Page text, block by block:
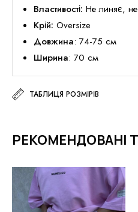
Властивості: Не линяє,
Крій: Oversize
Довжина: 74-75 см
Ширина: 70 см
ТАБЛИЦЯ РОЗМІРІВ
РЕКОМЕНДОВАНІ